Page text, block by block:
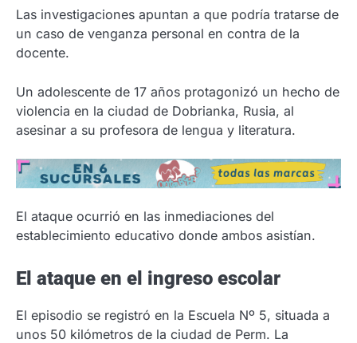
Las investigaciones apuntan a que podría tratarse de
un caso de venganza personal en contra de la
docente.
Un adolescente de 17 años protagonizó un hecho de
violencia en la ciudad de Dobrianka, Rusia, al
asesinar a su profesora de lengua y literatura.
El ataque ocurrió en las inmediaciones del
establecimiento educativo donde ambos asistían.
El ataque en el ingreso escolar
El episodio se registró en la Escuela Nº 5, situada a
unos 50 kilómetros de la ciudad de Perm. La